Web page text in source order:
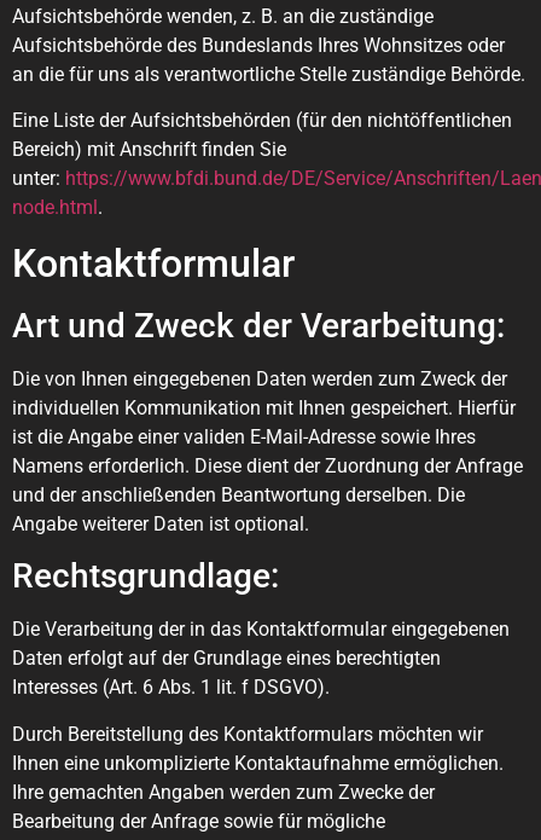
Aufsichtsbehörde wenden, z. B. an die zuständige
Aufsichtsbehörde des Bundeslands Ihres Wohnsitzes oder
an die für uns als verantwortliche Stelle zuständige Behörde.
Eine Liste der Aufsichtsbehörden (für den nichtöffentlichen
Bereich) mit Anschrift finden Sie
unter: https://www.bfdi.bund.de/DE/Service/Anschriften/
node.html .
Kontaktformular
Art und Zweck der Verarbeitung:
Die von Ihnen eingegebenen Daten werden zum Zweck der
individuellen Kommunikation mit Ihnen gespeichert. Hierfür
ist die Angabe einer validen E-Mail-Adresse sowie Ihres
Namens erforderlich. Diese dient der Zuordnung der Anfrage
und der anschließenden Beantwortung derselben. Die
Angabe weiterer Daten ist optional.
Rechtsgrundlage:
Die Verarbeitung der in das Kontaktformular eingegebenen
Daten erfolgt auf der Grundlage eines berechtigten
Interesses (Art. 6 Abs. 1 lit. f DSGVO).
Durch Bereitstellung des Kontaktformulars möchten wir
Ihnen eine unkomplizierte Kontaktaufnahme ermöglichen.
Ihre gemachten Angaben werden zum Zwecke der
Bearbeitung der Anfrage sowie für mögliche